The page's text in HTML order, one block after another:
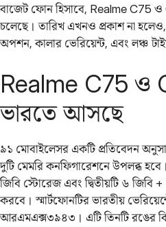
বাজেট ফোন হিসাবে, Realme C75
চলেছে। তারিখ এখনও প্রকাশ না
অপশন, কালার ভেরিয়েন্ট, এবং লঞ্চ
Realme C75 ও
ভারতে আসছে
৯১ মোবাইলেসর একটি প্রতিবেদন
দুটি মেমরি কনফিগারেশনে উপলব্ধ
জিবি স্টোরেজ এবং দ্বিতীয়টি ৬ জিবি
করবে। স্মার্টফোনটির ভারতীয়
আরএমএক্স৩৯৪৩। এটি তিনটি রঙের